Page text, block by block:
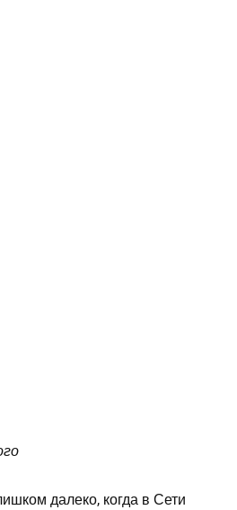
далеко, когда в Сети